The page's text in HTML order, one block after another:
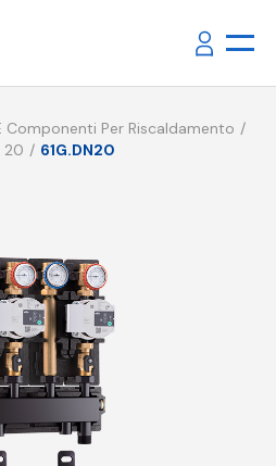
Componenti Per Riscaldamento
20 61G.DN20